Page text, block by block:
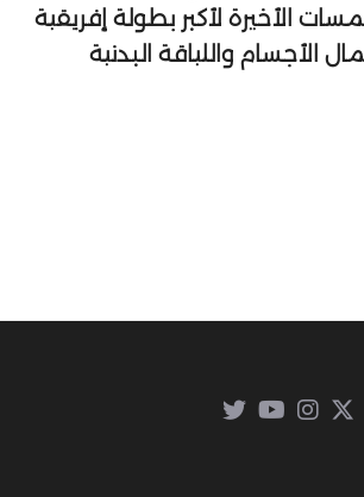
الأخيرة لأكبر بطولة إفريقية
الأجسام واللياقة البدنية